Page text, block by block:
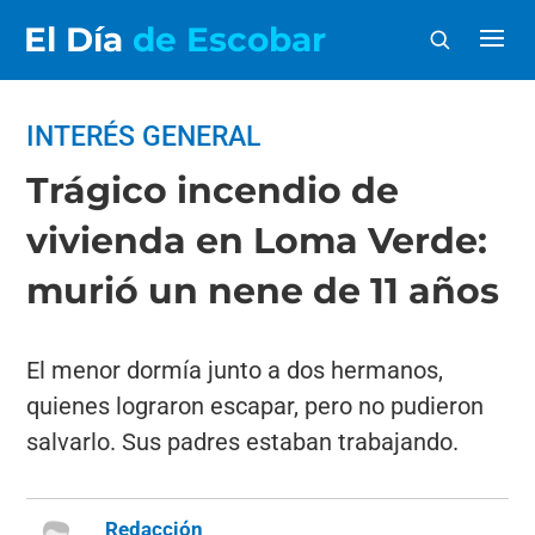
El Día de Escobar
INTERÉS GENERAL
Trágico incendio de
vivienda en Loma Verde:
murió un nene de 11 años
El menor dormía junto a dos hermanos,
quienes lograron escapar, pero no pudieron
salvarlo. Sus padres estaban trabajando.
Redacción